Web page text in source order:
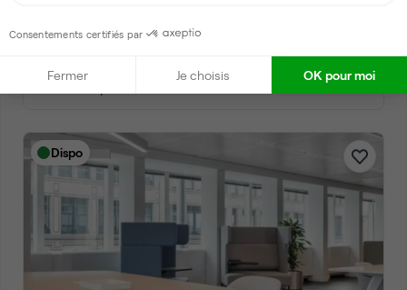
Bureau privé • coworking
3 250 €
Dispo
Consentements certifiés par
Fermer Je choisis OK pour moi